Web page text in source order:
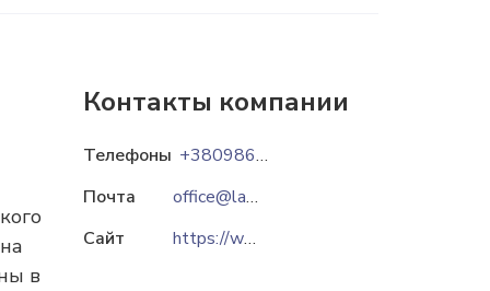
в
Контакты компании
Телефоны
+380986361461
Почта
office@lakroholding.com
Сайт
https://www.lakroholding.com